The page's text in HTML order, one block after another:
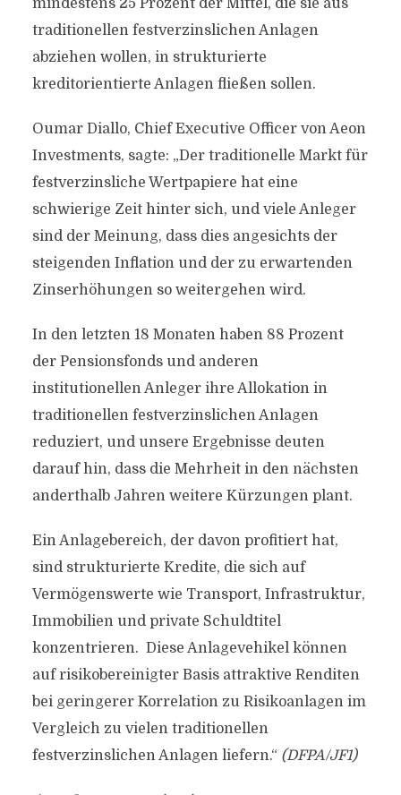
mindestens 25 Prozent der Mittel, die sie aus
traditionellen festverzinslichen Anlagen
abziehen wollen, in strukturierte
kreditorientierte Anlagen fließen sollen.
Oumar Diallo, Chief Executive Officer von Aeon
Investments, sagte: „Der traditionelle Markt für
festverzinsliche Wertpapiere hat eine
schwierige Zeit hinter sich, und viele Anleger
sind der Meinung, dass dies angesichts der
steigenden Inflation und der zu erwartenden
Zinserhöhungen so weitergehen wird.
In den letzten 18 Monaten haben 88 Prozent
der Pensionsfonds und anderen
institutionellen Anleger ihre Allokation in
traditionellen festverzinslichen Anlagen
reduziert, und unsere Ergebnisse deuten
darauf hin, dass die Mehrheit in den nächsten
anderthalb Jahren weitere Kürzungen plant.
Ein Anlagebereich, der davon profitiert hat,
sind strukturierte Kredite, die sich auf
Vermögenswerte wie Transport, Infrastruktur,
Immobilien und private Schuldtitel
konzentrieren. Diese Anlagevehikel können
auf risikobereinigter Basis attraktive Renditen
bei geringerer Korrelation zu Risikoanlagen im
Vergleich zu vielen traditionellen
festverzinslichen Anlagen liefern.“ (DFPA/JF1)